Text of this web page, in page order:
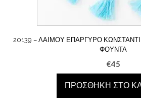
20139 – ΛΑΙΜΟΎ ΕΠΆΡΓΥΡΟ
ΦΟΎΝΤΑ
€45
ΠΡΟΣΘΉΚΗ ΣΤΟ